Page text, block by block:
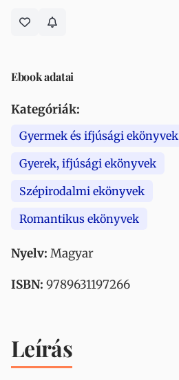
Ebook adatai
Kategóriák:
Gyermek és ifjúsági ekönyvek
Gyerek, ifjúsági ekönyvek
Szépirodalmi ekönyvek
Romantikus ekönyvek
Nyelv: Magyar
ISBN: 9789631197266
Leírás